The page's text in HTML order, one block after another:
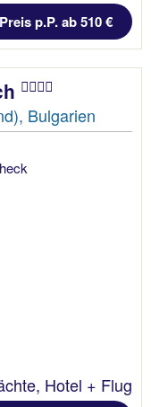
Preis p.P. ab 510 €
Bulgarien
Hotel + Flug